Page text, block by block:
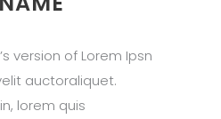
version of Lorem Ipsn
auctoraliquet.
lorem quis